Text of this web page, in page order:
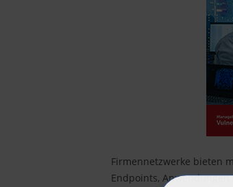
Firmennetzwerke bieten
Endpoints,